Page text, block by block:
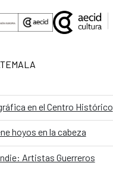
principal
en el Centro Histórico
hoyos en la cabeza
Artistas Guerreros